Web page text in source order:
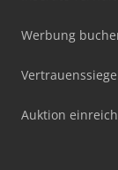
Werbung
Auktion